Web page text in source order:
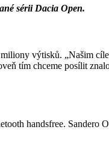
sérii Dacia Open.
výtisků. „Našim
tím chceme posílit
handsfree. Sandero